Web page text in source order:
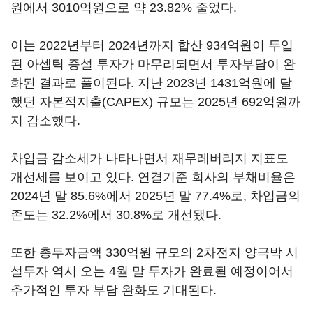
원에서 3010억원으로 약 23.82% 줄었다.
이는 2022년부터 2024년까지 합산 934억원이 투입
된 아셉틱 증설 투자가 마무리되면서 투자부담이 완
화된 결과로 풀이된다. 지난 2023년 1431억원에 달
했던 자본적지출(CAPEX) 규모는 2025년 692억원까
지 감소했다.
차입금 감소세가 나타나면서 재무레버리지 지표도
개선세를 보이고 있다. 연결기준 회사의 부채비율은
2024년 말 85.6%에서 2025년 말 77.4%로, 차입금의
존도는 32.2%에서 30.8%로 개선됐다.
또한 총투자금액 330억원 규모의 2차전지 양극박 시
설투자 역시 오는 4월 말 투자가 완료될 예정이어서
추가적인 투자 부담 완화도 기대된다.